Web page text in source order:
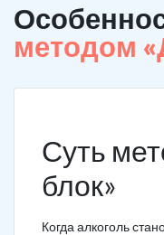
методом
Суть
блок»
Когда алкоголь